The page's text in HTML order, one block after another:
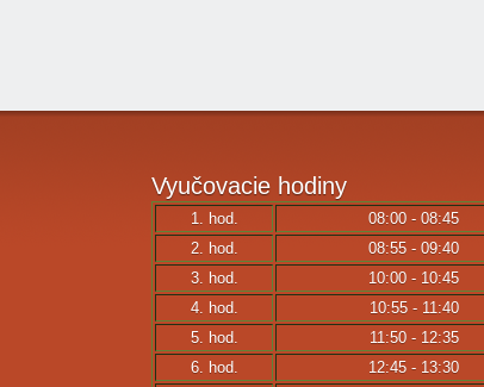
Vyučovacie hodiny
1. hod.
08:00 - 08:45
2. hod.
08:55 - 09:40
3. hod.
10:00 - 10:45
4. hod.
10:55 - 11:40
5. hod.
11:50 - 12:35
6. hod.
12:45 - 13:30